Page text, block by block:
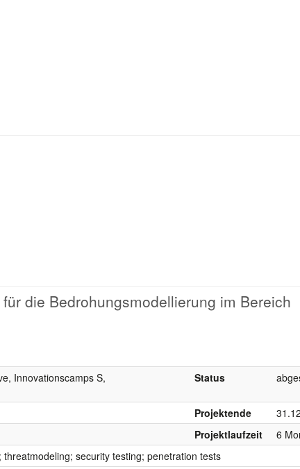
die Bedrohungsmodellierung im Bereich
Innovationscamps S,
Status
Projektende
Projektlaufzeit
6
security testing; penetration tests